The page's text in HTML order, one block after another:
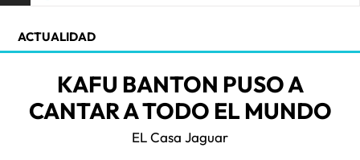
ACTUALIDAD
KAFU BANTON PUSO A
CANTAR A TODO EL MUNDO
EL Casa Jaguar